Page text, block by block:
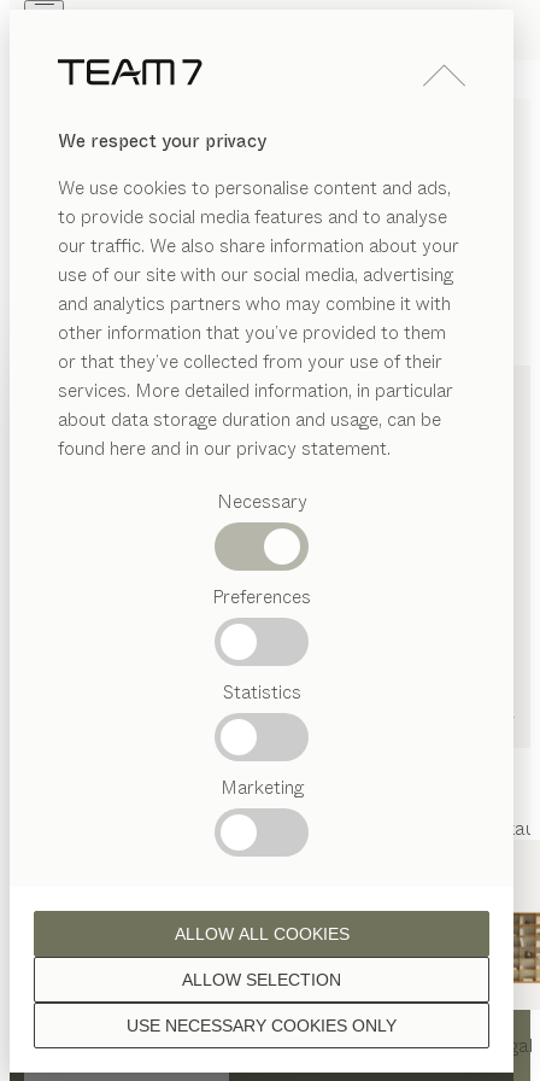
We respect your privacy
We use cookies to personalise content and ads,
to provide social media features and to analyse
our traffic. We also share information about your
use of our site with our social media, advertising
and analytics partners who may combine it with
other information that you’ve provided to them
or that they’ve collected from your use of their
services. More detailed information, in particular
about data storage duration and usage, can be
found here and in our privacy statement.
Necessary
Preferences
Statistics
Marketing
USE NECESSARY COOKIES ONLY
ALLOW SELECTION
ALLOW ALL COOKIES
PRODUKTE
INSPIRATION
HÄNDLER
Vorgeschlagene
Kategorien
Österreichisches
Handwerk
nyaTisch nyaStuhl filignoRegal
PRODUKTE
INSPIRATION
ÜBER UNS
+49 30 31102850
Referenzen Kontakt
KONTAKT
TEAM 7 Berlin